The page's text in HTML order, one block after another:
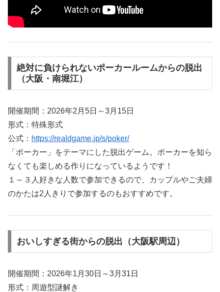
絶対に負けられないポーカールームからの脱出
（大阪・南堀江）
開催期間：2026年2月5日～3月15日
形式：特殊形式
公式： https://realdgame.jp/s/poker/
「ポーカー」をテーマにした脱出ゲーム。ポーカーを知ら
なくても楽しめる作りになっているようです！
１～３人好きな人数で参加できるので、カップルやご夫婦
のかたは2人きりで参加するのもおすすめです。
おいしすぎる街からの脱出（大阪駅周辺）
開催期間：2026年1月30日～3月31日
形式：周遊型謎解き